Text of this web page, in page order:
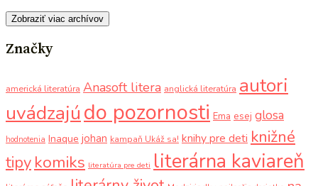
Zobraziť viac archívov
Značky
americká literatúra Anasoft litera anglická literatúra autori
uvádzajúdo pozornosti Ema esej glosa
hodnotenia Inaque johan kampaň Ukáž sa! knihy pre deti knižné
tipy komiks literatúra pre deti literárna kaviareň